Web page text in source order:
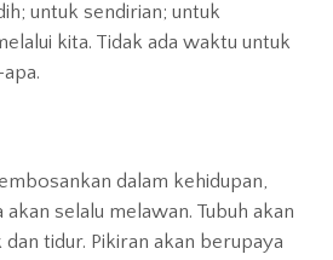
untuk sendirian; untuk
kita. Tidak ada waktu untuk
dalam kehidupan,
selalu melawan. Tubuh akan
tidur. Pikiran akan berupaya